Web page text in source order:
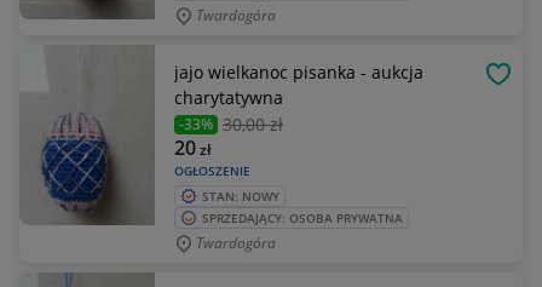
Twardogóra
jajo wielkanoc pisanka - aukcja
charytatywna
-33% 30,00 zł
OGŁOSZENIE
20zł
STAN: NOWY
SPRZEDAJĄCY: OSOBA PRYWATNA
Twardogóra